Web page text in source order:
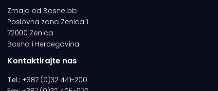
Zmaja od Bosne bb
Poslovna zona Zenica 1
72000 Zenica
Bosna i Hercegovina
Kontaktirajte nas
Tel.: +387 (0)32 441-200